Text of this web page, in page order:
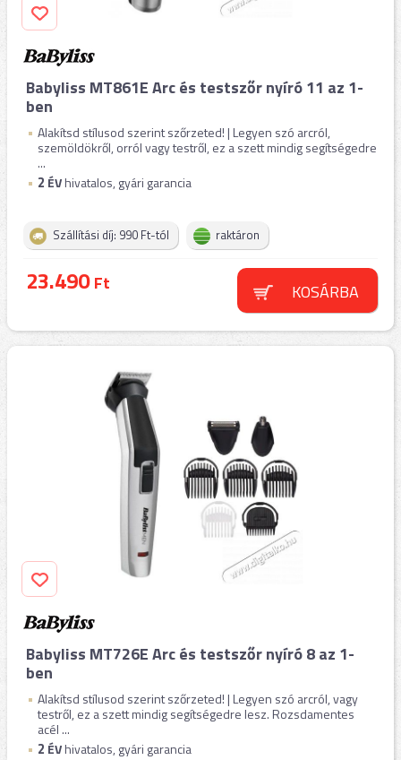
Babyliss MT861E Arc és testszőr nyíró 11 az 1-
ben
Alakítsd stílusod szerint szőrzeted! | Legyen szó arcról,
szemöldökről, orról vagy testről, ez a szett mindig segítségedre
...
2 ÉVhivatalos, gyári garancia
Szállítási díj: 990 Ft-tól raktáron
23.490Ft KOSÁRBA
Babyliss MT726E Arc és testszőr nyíró 8 az 1-
ben
Alakítsd stílusod szerint szőrzeted! | Legyen szó arcról, vagy
testről, ez a szett mindig segítségedre lesz. Rozsdamentes
acél ...
2 ÉVhivatalos, gyári garancia